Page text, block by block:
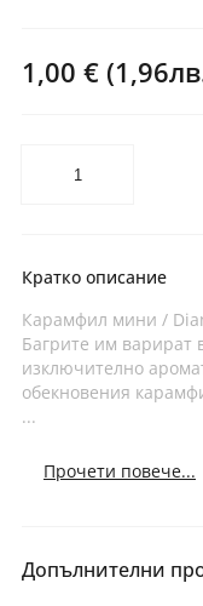
1,00 €
Кратко описание
Карамфил мини /
Багрите им варират
изключително
обекновения
...
Прочети повече...
Допълнителни